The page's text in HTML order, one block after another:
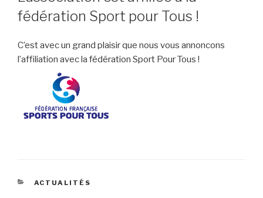
fédération Sport pour Tous !
C’est avec un grand plaisir que nous vous annoncons
l’affiliation avec la fédération Sport Pour Tous !
CATÉGORIES
ACTUALITÉS